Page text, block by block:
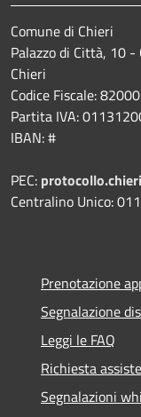
Comune di Chieri
Palazzo di Città, 10
Chieri
Codice Fiscale:
Partita IVA:
IBAN: #
PEC:
Centralino Unico:
Prenotazione
Segnalazione
Leggi le FAQ
Richiesta
Segnalazioni